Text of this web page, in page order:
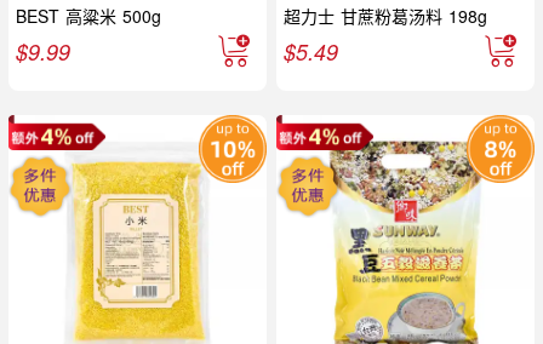
BEST 高粱米 500g
$9.99
超力士 甘蔗粉葛汤料 198g
$5.49